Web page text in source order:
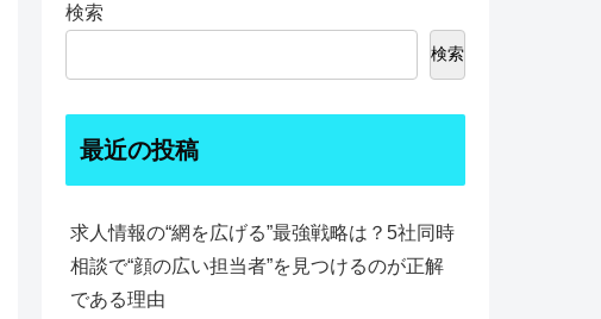
検索
検索
最近の投稿
求人情報の“網を広げる”最強戦略は？5社同時
相談で“顔の広い担当者”を見つけるのが正解
である理由